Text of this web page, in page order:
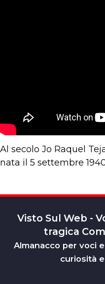
Al secolo Jo Raquel
nata il 5 settembre
Visto Sul Web -
tragica
Almanacco per voci
curiosità